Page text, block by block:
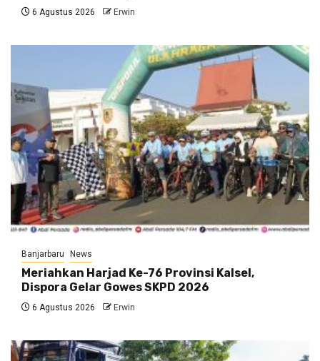
6 Agustus 2026 Erwin
Banjarbaru News
Meriahkan Harjad Ke-76 Provinsi Kalsel,
Dispora Gelar Gowes SKPD 2026
6 Agustus 2026 Erwin